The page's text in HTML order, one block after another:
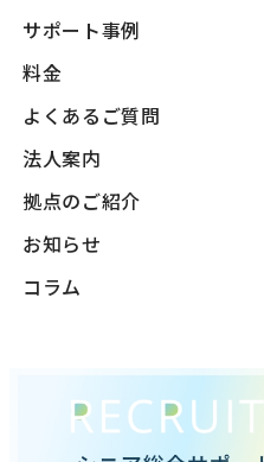
サポート事例
料金
よくあるご質問
法人案内
拠点のご紹介
お知らせ
コラム